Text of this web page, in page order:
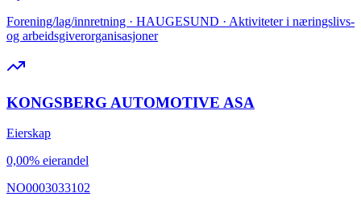
Forening/lag/innretning · HAUGESUND · Aktiviteter i næringslivs-
og arbeidsgiverorganisasjoner
KONGSBERG AUTOMOTIVE ASA
Eierskap
0,00% eierandel
NO0003033102